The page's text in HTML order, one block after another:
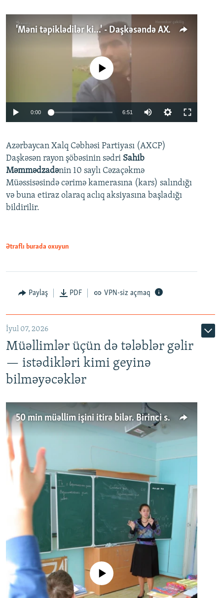
'Məni təpiklədilər ki...' - Daşkəsəndə AXCP fəalının yaxınları onun həbsinə etiraz edirlər
Auto 240p 360p
720p 1080p
No media source currently available
0:00 6:51
360p
720p
1080p
Azərbaycan Xalq Cəbhəsi Partiyası (AXCP)
Daşkəsən rayon şöbəsinin sədri Sahib
Məmmədzadənin 10 saylı Cəzaçəkmə
Müəssisəsində cərimə kamerasına (kars) salındığı
və buna etiraz olaraq aclıq aksiyasına başladığı
bildirilir.
Ətraflı burada oxuyun
Paylaş PDF VPN-siz açmaq
İyul 07, 2026
Müəllimlər üçün də tələblər gəlir
— istədikləri kimi geyinə
bilməyəcəklər
50 min müəllim işini itirə bilər. Birinci sinfə gedənlər azalır
No media source currently available